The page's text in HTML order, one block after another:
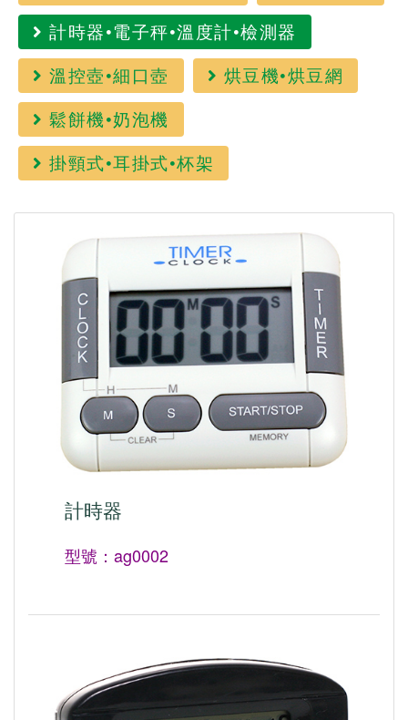
計時器•電子秤•溫度計•檢測器
溫控壺•細口壺
烘豆機•烘豆網
鬆餅機•奶泡機
掛頸式•耳掛式•杯架
計時器
型號：ag0002